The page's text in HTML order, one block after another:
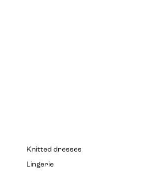
Knitted dresses
Lingerie